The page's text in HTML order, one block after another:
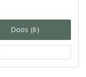
Doos (6)